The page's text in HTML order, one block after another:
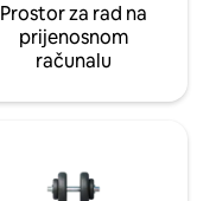
Prostor za rad na
prijenosnom
računalu